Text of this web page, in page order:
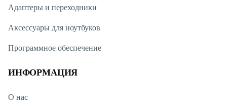
Адаптеры и переходники
Аксессуары для ноутбуков
Программное обеспечение
ИНФОРМАЦИЯ
О нас